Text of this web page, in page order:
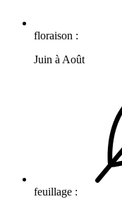
floraison :
Juin à Août
feuillage :